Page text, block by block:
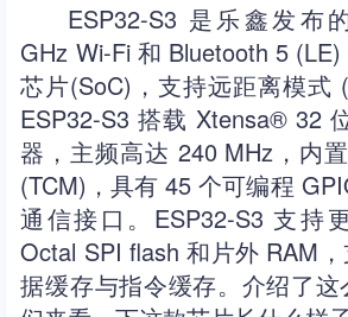
ESP32-S3 是乐鑫发布
GHz Wi-Fi 和 Bluetooth 5
芯片(SoC)，支持远距离模式
ESP32-S3 搭载 Xtensa® 32
器，主频高达 240 MHz，内
(TCM)，具有 45 个可编程
通信接口。ESP32-S3 支持
Octal SPI flash 和片外 RAM
据缓存与指令缓存。介绍了